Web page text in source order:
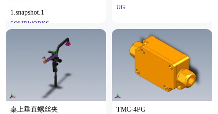
1.snapshot.1
SOLIDWORKS
UG
桌上垂直螺丝夹 TMC-4PG